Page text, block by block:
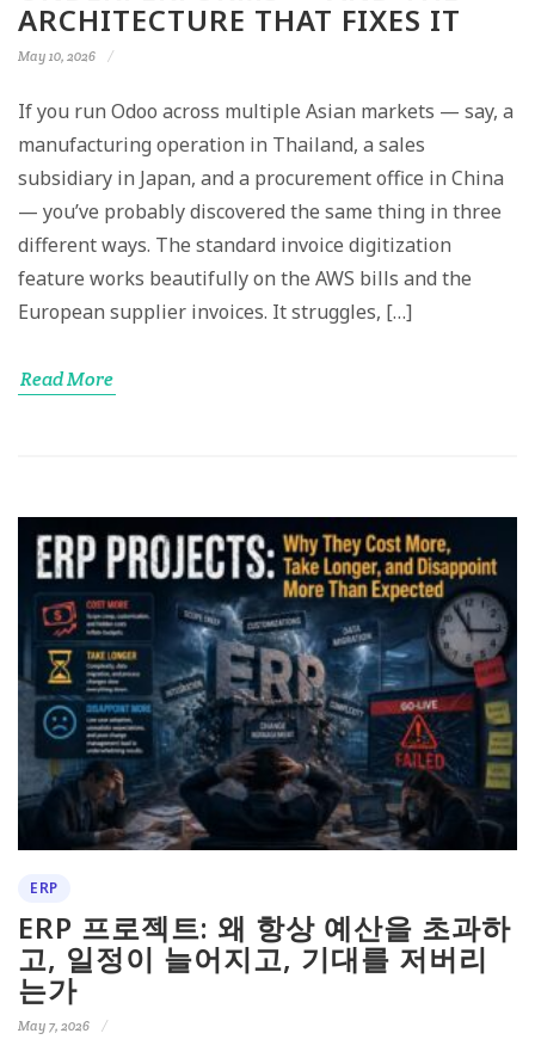
ARCHITECTURE THAT FIXES IT
May 10, 2026
If you run Odoo across multiple Asian markets — say, a
manufacturing operation in Thailand, a sales
subsidiary in Japan, and a procurement office in China
— you’ve probably discovered the same thing in three
different ways. The standard invoice digitization
feature works beautifully on the AWS bills and the
European supplier invoices. It struggles, […]
Read More
ERP
ERP 프로젝트: 왜 항상 예산을 초과하
고, 일정이 늘어지고, 기대를 저버리
는가
May 7, 2026